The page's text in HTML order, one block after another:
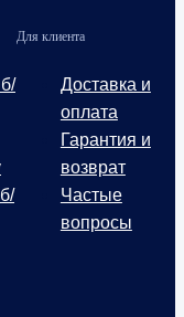
Для клиента
Доставка и
оплата
Гарантия и
возврат
Частые
вопросы